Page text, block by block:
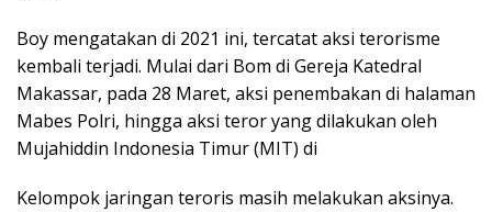
Boy mengatakan di 2021 ini, tercatat aksi terorisme
kembali terjadi. Mulai dari Bom di Gereja Katedral
Makassar, pada 28 Maret, aksi penembakan di halaman
Mabes Polri, hingga aksi teror yang dilakukan oleh
Mujahiddin Indonesia Timur (MIT) di
Kelompok jaringan teroris masih melakukan aksinya.